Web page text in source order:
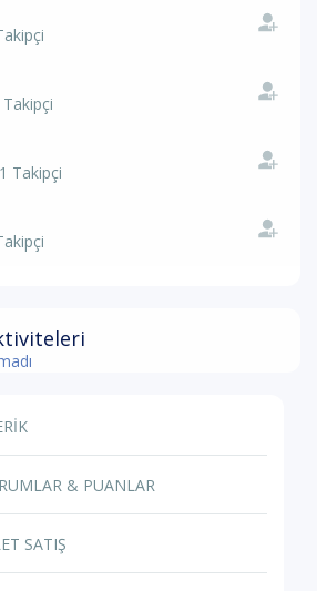
Takipçi
& PUANLAR
SATIŞ